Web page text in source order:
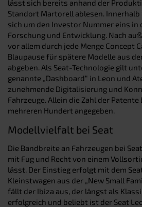
lässt sich bereits anhand der
Standort Martorell ablesen. Innerhalb
sich um den Investor Nummer eins in
Forschung und Entwicklung. Nach
vor allem durch jede Menge Concept
Blaupause für spätere Modelle aus
abgeben. Als Seat-Technologie gilt
genannte „Dashboard“ in Leon und
zunehmende Digitalisierung und
Fahrzeuge. Allein die Zahl der
mehreren Hundert angegeben.
Modellvielfalt bei Seat
Die Bandbreite an Fahrzeugen bei
mit Fug und Recht von einem
lässt. Der Einstieg erfolgt mit dem
Kleinstwagen aus der „New Small
fällt der Ibiza aus, der längst als
erfolgreich und beliebt ist der Seat